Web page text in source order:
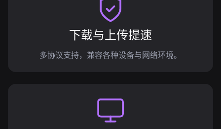
下载与上传提速
多协议支持，兼容各种设备与网络环境。